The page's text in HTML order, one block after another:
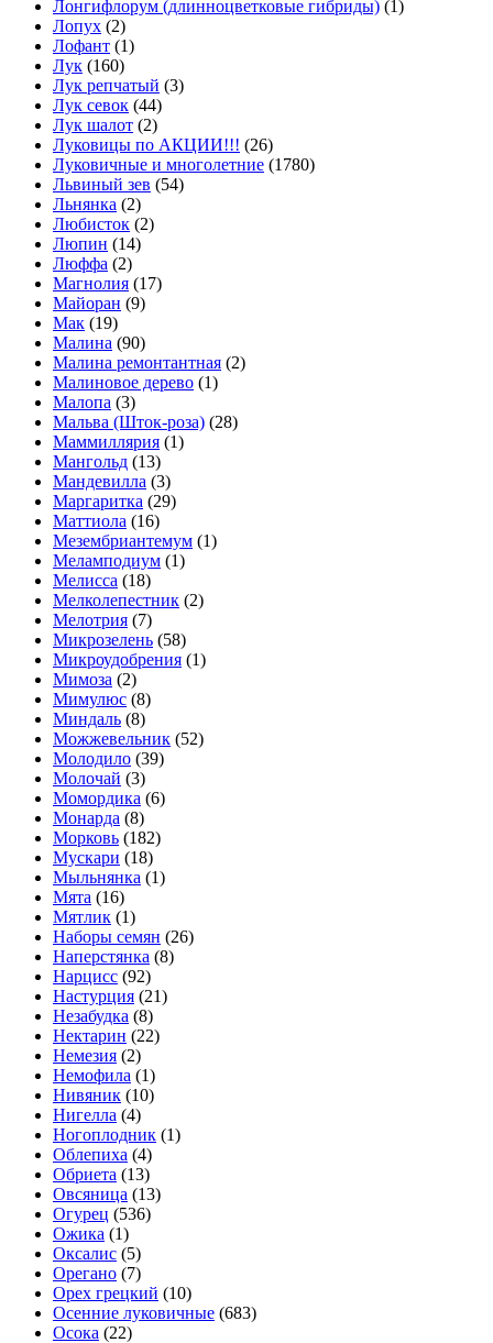
Лонгифлорум (длинноцветковые гибриды) (1)
Лопух (2)
Лофант (1)
Лук (160)
Лук репчатый (3)
Лук севок (44)
Лук шалот (2)
Луковицы по АКЦИИ!!! (26)
Луковичные и многолетние (1780)
Львиный зев (54)
Льнянка (2)
Любисток (2)
Люпин (14)
Люффа (2)
Магнолия (17)
Майоран (9)
Мак (19)
Малина (90)
Малина ремонтантная (2)
Малиновое дерево (1)
Малопа (3)
Мальва (Шток-роза) (28)
Маммиллярия (1)
Мангольд (13)
Мандевилла (3)
Маргаритка (29)
Маттиола (16)
Мезембриантемум (1)
Меламподиум (1)
Мелисса (18)
Мелколепестник (2)
Мелотрия (7)
Микрозелень (58)
Микроудобрения (1)
Мимоза (2)
Мимулюс (8)
Миндаль (8)
Можжевельник (52)
Молодило (39)
Молочай (3)
Момордика (6)
Монарда (8)
Морковь (182)
Мускари (18)
Мыльнянка (1)
Мята (16)
Мятлик (1)
Наборы семян (26)
Наперстянка (8)
Нарцисс (92)
Настурция (21)
Незабудка (8)
Нектарин (22)
Немезия (2)
Немофила (1)
Нивяник (10)
Нигелла (4)
Ногоплодник (1)
Облепиха (4)
Обриета (13)
Овсяница (13)
Огурец (536)
Ожика (1)
Оксалис (5)
Орегано (7)
Орех грецкий (10)
Осенние луковичные (683)
Осока (22)